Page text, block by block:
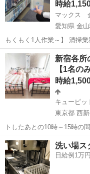
時給
マックス
愛知県 金
もくもく1人作業～】 清掃
共有部の清掃 …
愛知 名古屋市 金山駅
新宿各所
【1名の
時給
キューピッ
東京都 西
トしたあとの10時～15時の
集します。 …
東京 新宿区 西新宿
洗い場ス
日給例1万